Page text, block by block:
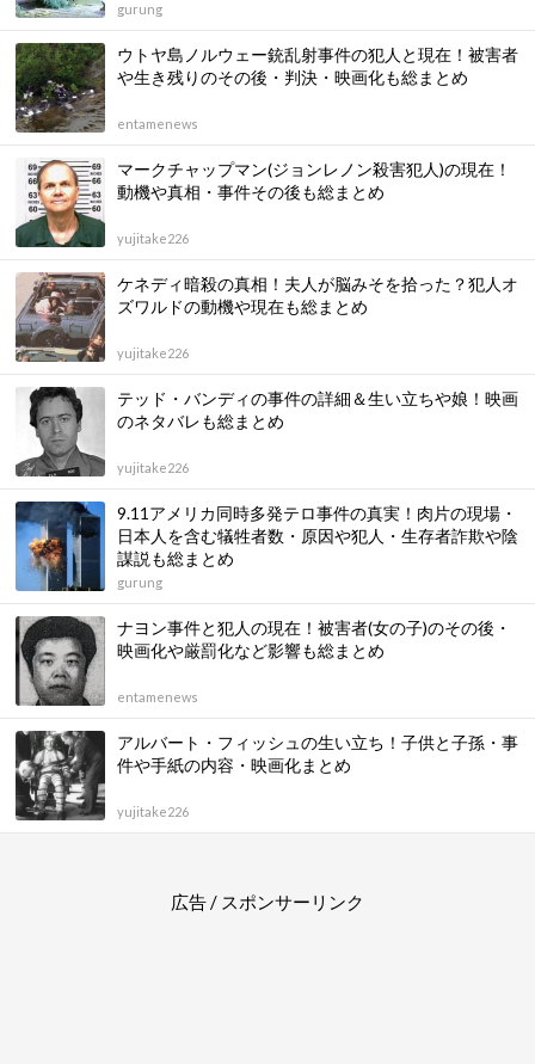
gurung
ウトヤ島ノルウェー銃乱射事件の犯人と現在！被害者
や生き残りのその後・判決・映画化も総まとめ
entamenews
マークチャップマン(ジョンレノン殺害犯人)の現在！
動機や真相・事件その後も総まとめ
yujitake226
ケネディ暗殺の真相！夫人が脳みそを拾った？犯人オ
ズワルドの動機や現在も総まとめ
yujitake226
テッド・バンディの事件の詳細＆生い立ちや娘！映画
のネタバレも総まとめ
yujitake226
9.11アメリカ同時多発テロ事件の真実！肉片の現場・
日本人を含む犠牲者数・原因や犯人・生存者詐欺や陰
謀説も総まとめ
gurung
ナヨン事件と犯人の現在！被害者(女の子)のその後・
映画化や厳罰化など影響も総まとめ
entamenews
アルバート・フィッシュの生い立ち！子供と子孫・事
件や手紙の内容・映画化まとめ
yujitake226
広告 / スポンサーリンク